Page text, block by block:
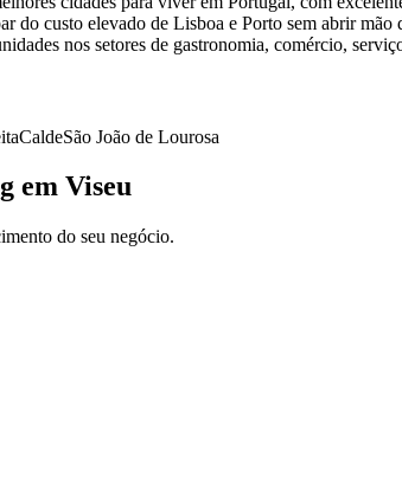
do custo elevado de Lisboa e Porto sem abrir
nos setores de gastronomia, comércio,
CaldeSão João de Lourosa
em Viseu
do seu negócio.